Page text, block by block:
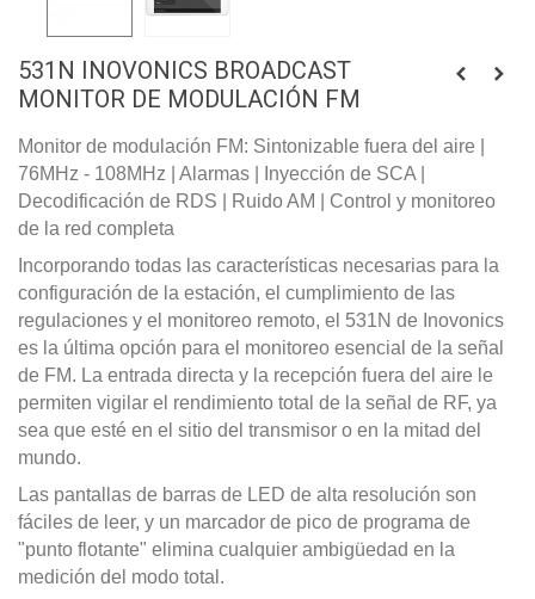
531N INOVONICS BROADCAST
MONITOR DE MODULACIÓN FM
Monitor de modulación FM: Sintonizable fuera del aire |
76MHz - 108MHz | Alarmas | Inyección de SCA |
Decodificación de RDS | Ruido AM | Control y monitoreo
de la red completa
Incorporando todas las características necesarias para la
configuración de la estación, el cumplimiento de las
regulaciones y el monitoreo remoto, el 531N de Inovonics
es la última opción para el monitoreo esencial de la señal
de FM. La entrada directa y la recepción fuera del aire le
permiten vigilar el rendimiento total de la señal de RF, ya
sea que esté en el sitio del transmisor o en la mitad del
mundo.
Las pantallas de barras de LED de alta resolución son
fáciles de leer, y un marcador de pico de programa de
"punto flotante" elimina cualquier ambigüedad en la
medición del modo total.